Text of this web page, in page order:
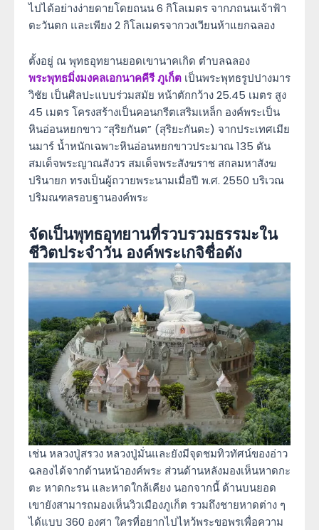
ไปได้อย่างง่ายดายโดยถนน 6 กิโลเมตร จากภถนนเจ้าฟ้า
ตะวันตก และเพียง 2 กิโลเมตรจากวงเวียนห้าแยกฉลอง
ตั้งอยู่ ณ พุทธอุทยานยอดเขานาคเกิด ตำบลฉลอง
พระพุทธมิ่งมงคลเอกนาคคีรี ภูเก็ต เป็นพระพุทธรูปปางมาร
วิชัย เป็นศิลปะแบบร่วมสมัย หน้าตักกว้าง 25.45 เมตร สูง
45 เมตร โครงสร้างเป็นคอนกรีตเสริมเหล็ก องค์พระเป็น
หินอ่อนหยกขาว “สุริยกันต” (สุริยะกันตะ) จากประเทศเมีย
นมาร์ น้ำหนักเฉพาะหินอ่อนหยกขาวประมาณ 135 ตัน
สมเด็จพระญาณสังวร สมเด็จพระสังฆราช สกลมหาสังฆ
ปรินายก ทรงเป็นผู้ถวายพระนามเมื่อปี พ.ศ. 2550 บริเวณ
ปริมณฑลรอบฐานองค์พระ
จัดเป็นพุทธอุทยานที่รวบรวมธรรมะใน
ชีวิตประจำวัน องค์พระเกจิชื่อดัง
เช่น หลวงปู่สรวง หลวงปู่มั่นและยังมีจุดชมทิวทัศน์ของอ่าว
ฉลองได้จากด้านหน้าองค์พระ ส่วนด้านหลังมองเห็นหาดกะ
ตะ หาดกะรน และหาดใกล้เคียง นอกจากนี้ ด้านบนยอด
เขายังสามารถมองเห็นวิวเมืองภูเก็ต รวมถึงชายหาดต่าง ๆ
ได้แบบ 360 องศา ใครที่อยากไปไหว้พระขอพรเพื่อความ